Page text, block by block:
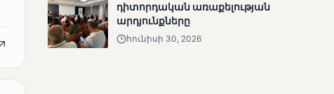
դիտորդական առաքելության
արդյունքները
հունիսի 30, 2026